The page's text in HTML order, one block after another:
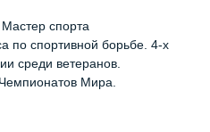
спорта
по спортивной борьбе. 4-х
среди ветеранов.
Мира.